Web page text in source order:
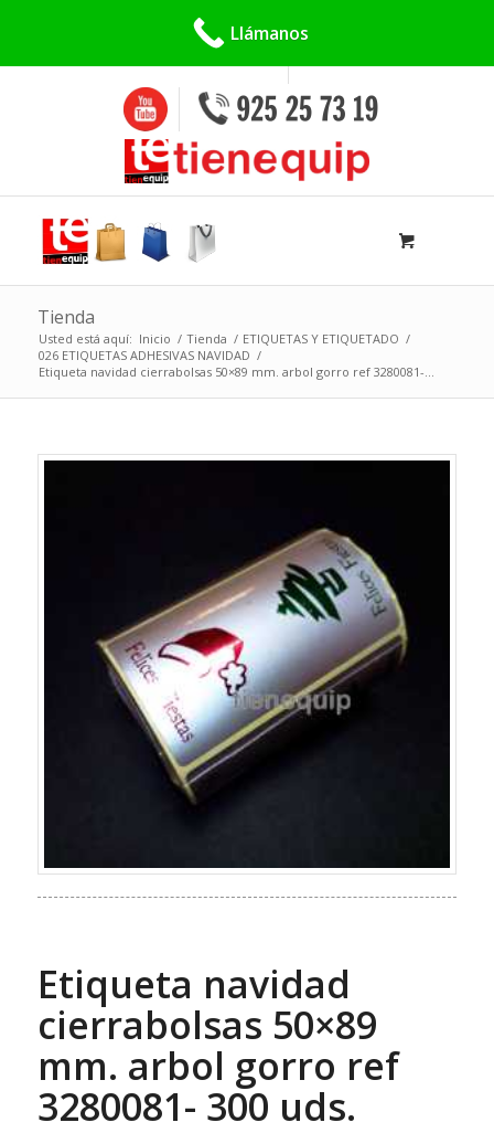
Tienda
Usted está aquí: Inicio / Tienda / ETIQUETAS Y ETIQUETADO /
026 ETIQUETAS ADHESIVAS NAVIDAD /
Etiqueta navidad cierrabolsas 50×89 mm. arbol gorro ref 3280081-...
Etiqueta navidad
cierrabolsas 50×89
mm. arbol gorro ref
3280081- 300 uds.
Llámanos